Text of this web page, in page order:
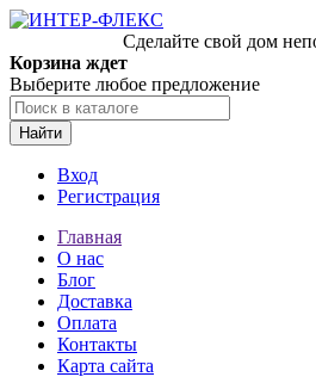
Сделайте свой дом
Корзина ждет
Выберите любое предложение
Найти
Вход
Регистрация
Главная
О нас
Блог
Доставка
Оплата
Контакты
Карта сайта